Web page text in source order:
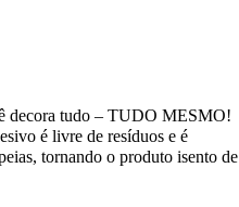
decora tudo – TUDO MESMO!
é livre de resíduos e é
tornando o produto isento de